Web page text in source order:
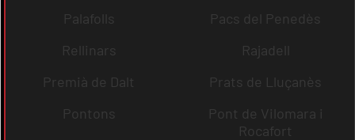
Palafolls
Pacs del Penedès
Rellinars
Rajadell
Premià de Dalt
Prats de Lluçanès
Pontons
Pont de Vilomara i
Rocafort